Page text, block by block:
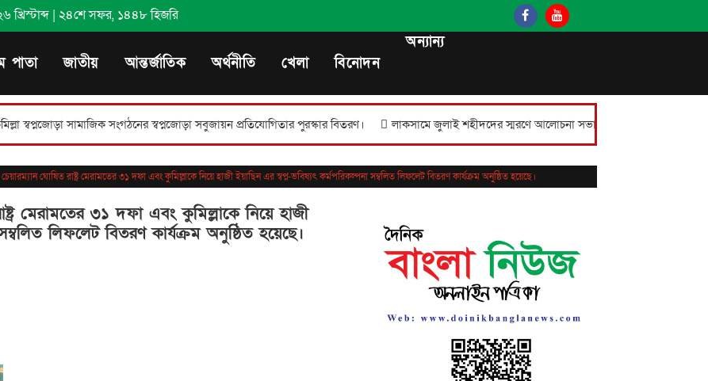
| ২৪শে সফর, ১৪৪৮ হিজরি
পাতা জাতীয় আন্তর্জাতিক অর্থনীতি খেলা বিনোদন
অন্যান্য
সংগঠনের স্বপ্নজোড়া সবুজায়ন প্রতিযোগিতার পুরস্কার বিতরণ। লাকসামে জুলাই শহীদদের স্মরণে আলোচনা সভা, সংবর্ধনা, পুরস্কার বিতরণ ও দোয়া অনুষ্ঠিত।
চেয়ারম্যান ঘোষিত রাষ্ট্র মেরামতের ৩১ দফা এবং কুমিল্লাকে নিয়ে হাজী ইয়াছিন এর স্বপ্ন-ভবিষ্যৎ কর্মপরিকল্পনা সম্বলিত লিফলেট বিতরণ কার্যক্রম অনুষ্ঠিত হয়েছে।
মেরামতের ৩১ দফা এবং কুমিল্লাকে নিয়ে হাজী
লিফলেট বিতরণ কার্যক্রম অনুষ্ঠিত হয়েছে।